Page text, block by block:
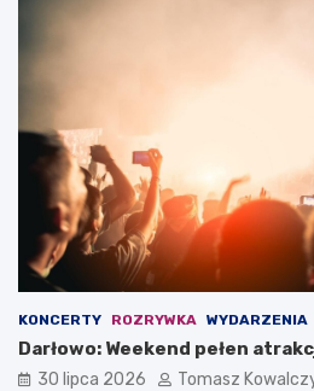
KONCERTY ROZRYWKA WYDARZENIA
Darłowo: Weekend pełen
30 lipca 2026 Tomasz